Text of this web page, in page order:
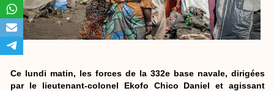
Ce lundi matin, les forces de la 332e base navale, dirigées
par le lieutenant-colonel Ekofo Chico Daniel et agissant